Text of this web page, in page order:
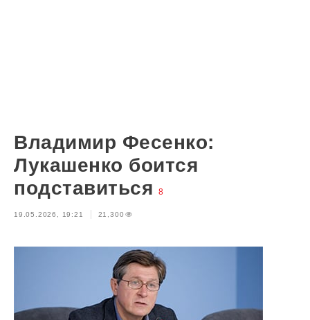
Владимир Фесенко:
Лукашенко боится
подставиться
8
19.05.2026, 19:21 21,300